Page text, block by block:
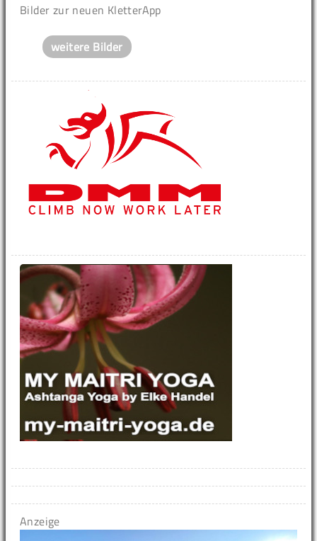
Bilder zur neuen KletterApp
weitere Bilder
Anzeige